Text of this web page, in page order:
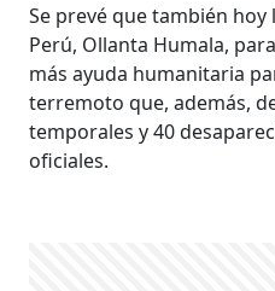
Se prevé que también
Perú, Ollanta Humala,
más ayuda humanitaria
terremoto que, además,
temporales y 40
oficiales.